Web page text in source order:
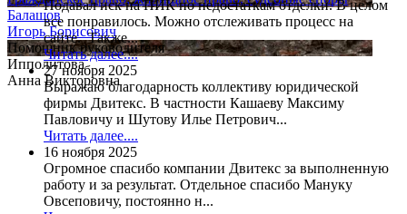
Балашов
Игорь Борисович
Помощник руководителя
Ипполитова
Анна Викторовна
Подавал иск на ПИК по недостаткам отделки. В целом
все понравилось. Можно отслеживать процесс на
сайте. Также...
Читать далее....
27 ноября 2025
Выражаю благодарность коллективу юридической
фирмы Двитекс. В частности Кашаеву Максиму
Павловичу и Шутову Илье Петрович...
Читать далее....
16 ноября 2025
Огромное спасибо компании Двитекс за выполненную
работу и за результат. Отдельное спасибо Мануку
Овсеповичу, постоянно н...